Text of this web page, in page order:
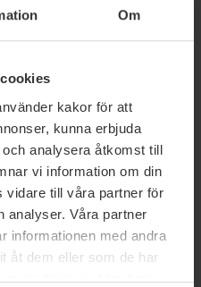
Om
kakor för att
kunna erbjuda
analysera åtkomst till
vi information om din
vidare till våra partner för
analyser. Våra partner
informationen med andra
åt dem eller som de har
av tjänsterna.